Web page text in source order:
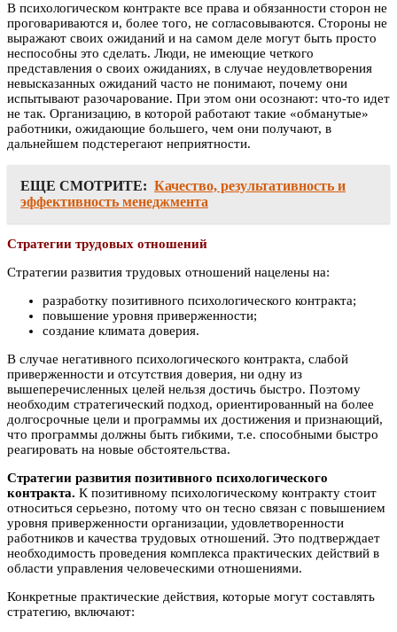
В психологическом контракте все права и обязанности сторон не
проговариваются и, более того, не согласовываются. Стороны не
выражают своих ожиданий и на самом деле могут быть просто
неспособны это сделать. Люди, не имеющие четкого
представления о своих ожиданиях, в случае неудовлетворения
невысказанных ожиданий часто не понимают, почему они
испытывают разочарование. При этом они осознают: что-то идет
не так. Организацию, в которой работают такие «обманутые»
работники, ожидающие большего, чем они получают, в
дальнейшем подстерегают неприятности.
ЕЩЕ СМОТРИТЕ: Качество, результативность и
эффективность менеджмента
Стратегии трудовых отношений
Стратегии развития трудовых отношений нацелены на:
разработку позитивного психологического контракта;
повышение уровня приверженности;
создание климата доверия.
В случае негативного психологического контракта, слабой
приверженности и отсутствия доверия, ни одну из
вышеперечисленных целей нельзя достичь быстро. Поэтому
необходим стратегический подход, ориентированный на более
долгосрочные цели и программы их достижения и признающий,
что программы должны быть гибкими, т.е. способными быстро
реагировать на новые обстоятельства.
Стратегии развития позитивного психологического
контракта. К позитивному психологическому контракту стоит
относиться серьезно, потому что он тесно связан с повышением
уровня приверженности организации, удовлетворенности
работников и качества трудовых отношений. Это подтверждает
необходимость проведения комплекса практических действий в
области управления человеческими отношениями.
Конкретные практические действия, которые могут составлять
стратегию, включают: